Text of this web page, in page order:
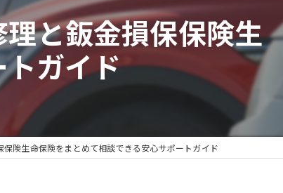
軽自動車
中古車
修理
塗装
と鈑金損保保険生
ガイド
険生命保険をまとめて相談できる安心サポートガイド